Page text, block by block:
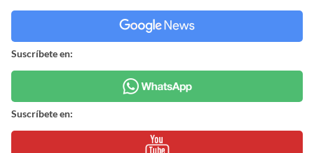
Suscríbete en:
Suscríbete en: